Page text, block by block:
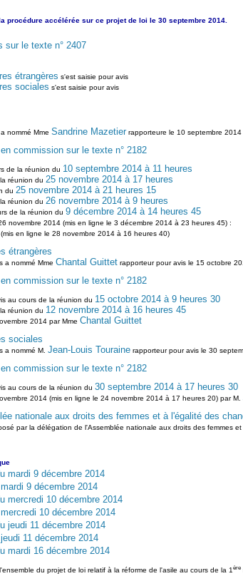
procédure accélérée sur ce projet de loi le 30 septembre 2014.
sur le texte n° 2407
étrangères s'est saisie pour avis
sociales s'est saisie pour avis
nommé Mme Sandrine Mazetierrapporteure le 10 septembre 2014
commission sur le texte n° 2182
de la réunion du 10 septembre 2014 à 11 heures
réunion du 25 novembre 2014 à 17 heures
du 25 novembre 2014 à 21 heures 15
réunion du 26 novembre 2014 à 9 heures
de la réunion du 9 décembre 2014 à 14 heures 45
novembre 2014 (mis en ligne le 3 décembre 2014 à 23 heures 45) :
en ligne le 28 novembre 2014 à 16 heures 40)
étrangères
a nommé Mme Chantal Guittetrapporteur pour avis le 15 octobre
commission sur le texte n° 2182
au cours de la réunion du 15 octobre 2014 à 9 heures 30
réunion du 12 novembre 2014 à 16 heures 45
2014 par Mme Chantal Guittet
sociales
a nommé M. Jean-Louis Tourainerapporteur pour avis le 30
commission sur le texte n° 2182
au cours de la réunion du 30 septembre 2014 à 17 heures 30
2014 (mis en ligne le 24 novembre 2014 à 17 heures 20) par M.
nationale aux droits des femmes et à l'égalité des
par la délégation de l'Assemblée nationale aux droits des femmes
mardi 9 décembre 2014
9 décembre 2014
mercredi 10 décembre 2014
10 décembre 2014
jeudi 11 décembre 2014
11 décembre 2014
mardi 16 décembre 2014
du projet de loi relatif à la réforme de l'asile au cours de la 1ère